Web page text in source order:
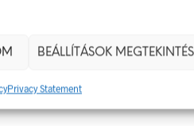
BEÁLLÍTÁSOK
Privacy Statement